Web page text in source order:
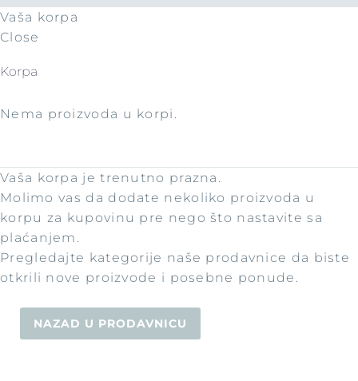
Vaša korpa
Close
Korpa
Nema proizvoda u korpi.
Vaša korpa je trenutno prazna.
Molimo vas da dodate nekoliko proizvoda u
korpu za kupovinu pre nego što nastavite sa
plaćanjem.
Pregledajte kategorije naše prodavnice da biste
otkrili nove proizvode i posebne ponude.
NAZAD U PRODAVNICU